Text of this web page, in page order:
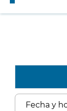
Fecha y